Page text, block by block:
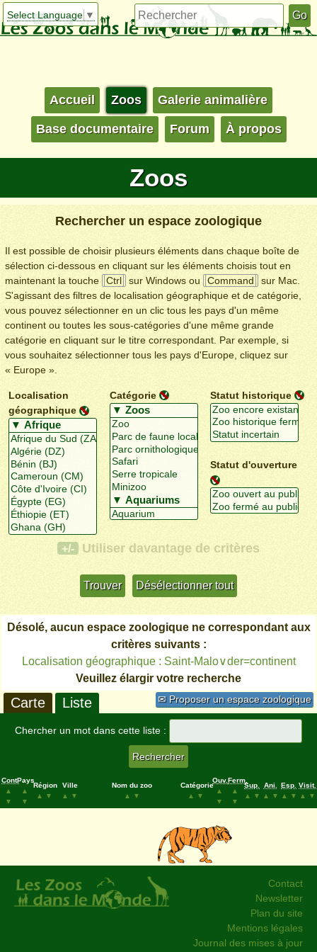
Select Language ▼
Accueil Zoos Galerie animalière
Base documentaire Forum À propos
Zoos
Rechercher un espace zoologique
Il est possible de choisir plusieurs éléments dans chaque boîte de
sélection ci-dessous en cliquant sur les éléments choisis tout en
maintenant la touche
Ctrl sur Windows ou Command
sur Mac.
S'agissant des filtres de localisation géographique et de catégorie,
vous pouvez sélectionner en un clic tous les pays d'un même
continent ou toutes les sous-catégories d'une même grande
catégorie en cliquant sur le titre correspondant. Par exemple, si
vous souhaitez sélectionner tous les pays d'Europe, cliquez sur
« Europe ».
Localisation
géographique
Catégorie Statut historique
Statut d'ouverture
+/- Utiliser davantage de critères
Désolé, aucun espace zoologique ne correspondant aux
critères suivants :
Localisation géographique : Saint-Malo∨der=continent
Veuillez élargir votre recherche
✉ Proposer un espace zoologique
Carte Liste
Chercher un mot dans cette liste :
Cont.
▲
▼
Pays
▲
▼
Région
▲
▼
Ville
▲
▼
Nom du zoo
▲
▼
Catégorie
▲
▼
Ouv.
▲
▼
Ferm.
▲
▼
Sup.
▲
▼
Ani.
▲
▼
Esp.
▲
▼
Visit.
▲
▼
Contact
Newsletter
Plan du site
Mentions légales
Journal des mises à jour